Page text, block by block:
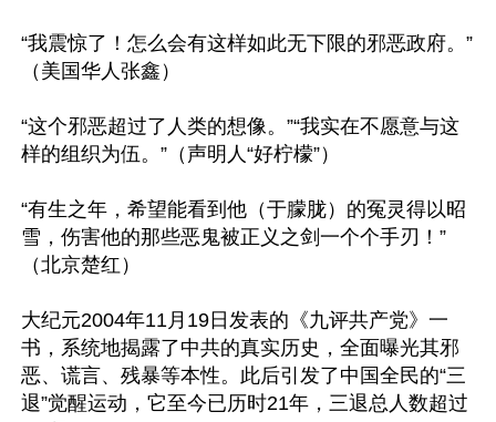
“我震惊了！怎么会有这样如此无下限的邪恶政府。”
（美国华人张鑫）
“这个邪恶超过了人类的想像。”“我实在不愿意与这
样的组织为伍。”（声明人“好柠檬”）
“有生之年，希望能看到他（于朦胧）的冤灵得以昭
雪，伤害他的那些恶鬼被正义之剑一个个手刃！”
（北京楚红）
大纪元2004年11月19日发表的《九评共产党》一
书，系统地揭露了中共的真实历史，全面曝光其邪
恶、谎言、残暴等本性。此后引发了中国全民的“三
退”觉醒运动，它至今已历时21年，三退总人数超过